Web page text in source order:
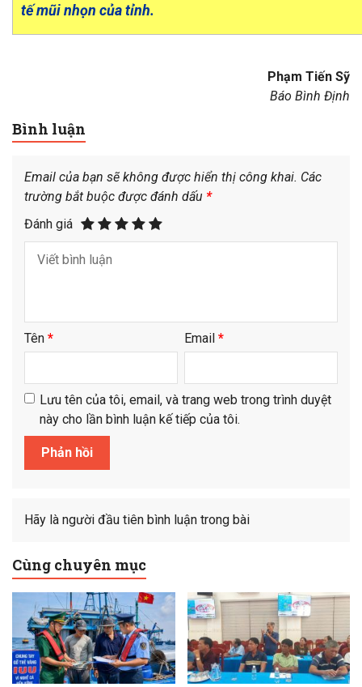
tế mũi nhọn của tỉnh.
Phạm Tiến Sỹ
Báo Bình Định
Bình luận
Email của bạn sẽ không được hiển thị công khai. Các
trường bắt buộc được đánh dấu *
Đánh giá
Tên * Email *
Lưu tên của tôi, email, và trang web trong trình duyệt
này cho lần bình luận kế tiếp của tôi.
Hãy là người đầu tiên bình luận trong bài
Cùng chuyên mục